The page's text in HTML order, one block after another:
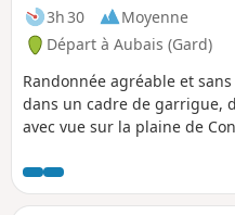
3h 30
Moyenne
Départ à Aubais (Gard)
Randonnée agréable et
dans un cadre de garrigue,
avec vue sur la plaine de
Nazaire dans son écrin de